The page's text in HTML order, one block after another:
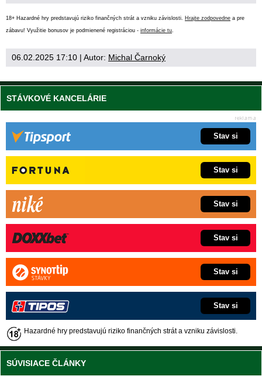
18+ Hazardné hry predstavujú riziko finančných strát a vzniku závislosti. Hrajte zodpovedne a pre
zábavu! Využitie bonusov je podmienené registráciou - informácie tu.
06.02.2025 17:10 | Autor: Michal Čarnoký
STÁVKOVÉ KANCELÁRIE
Stav si
Stav si
Stav si
Stav si
Stav si
Stav si
Hazardné hry predstavujú riziko finančných strát a vzniku závislosti.
SÚVISIACE ČLÁNKY